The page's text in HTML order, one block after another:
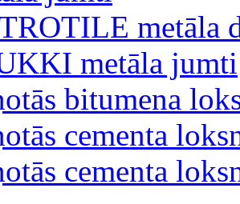
metāla
metāla jumti
bitumena
cementa
cementa